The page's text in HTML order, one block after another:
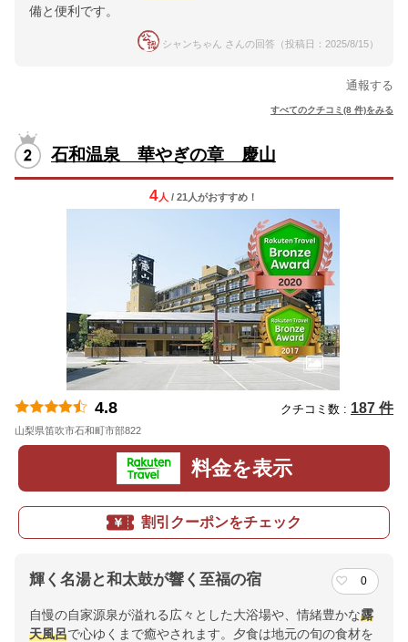
備と便利です。
シャンちゃん さんの回答（投稿日：2025/8/15）
通報する
すべてのクチコミ(8 件)をみる
石和温泉 華やぎの章 慶山
4人 / 21人がおすすめ！
4.8 クチコミ数 : 187 件
山梨県笛吹市石和町市部822
料金を表示
割引クーポンをチェック
輝く名湯と和太鼓が響く至福の宿 0
自慢の自家源泉が溢れる広々とした大浴場や、情緒豊かな露
天風呂で心ゆくまで癒やされます。夕食は地元の旬の食材を